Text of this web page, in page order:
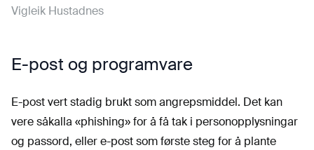
Vigleik Hustadnes
E-post og programvare
E-post vert stadig brukt som angrepsmiddel. Det kan
vere såkalla «phishing» for å få tak i personopplysningar
og passord, eller e-post som første steg for å plante